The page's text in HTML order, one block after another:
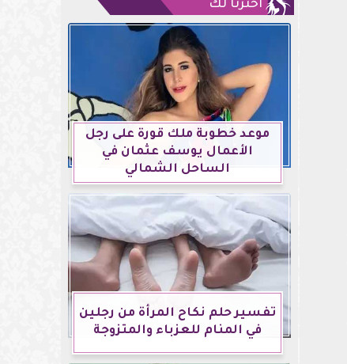
اخترنا لك
موعد خطوبة ملك قورة على رجل
الأعمال يوسف عثمان في
الساحل الشمالي
تفسير حلم نكاح المرأة من رجلين
في المنام للعزباء والمتزوجة